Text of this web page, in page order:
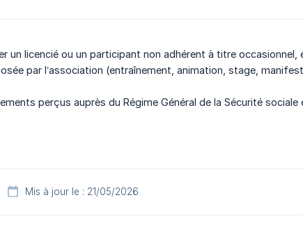
un licencié ou un participant non adhérent à titre occasionnel,
par l’association (entraînement, animation, stage,
perçus auprès du Régime Général de la Sécurité sociale
Mis à jour le : 21/05/2026